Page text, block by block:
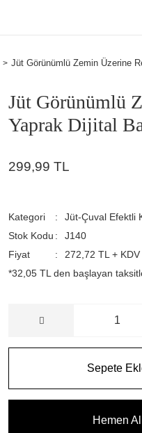
Jüt Görünümlü Zemin Üzerine
Jüt Görünümlü
Yaprak Dijital
299,99 TL
Kategori
Jüt-Çuval Efektli
Stok Kodu
J140
Fiyat
272,72 TL + KDV
*32,05 TL den başlayan
Sepete
Hemen Al